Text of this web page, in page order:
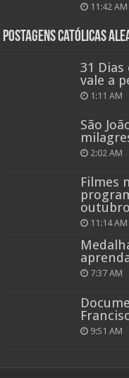
11:42 AM
Postagens católicas
31 Dias
vale a
1:11 AM
São
2:02 AM
Filmes
outubro
11:14 AM
7:37 AM
9:51 AM